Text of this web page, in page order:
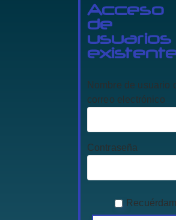
Acceso
de
usuarios
Nombre de usuario
correo electrónico
Contraseña